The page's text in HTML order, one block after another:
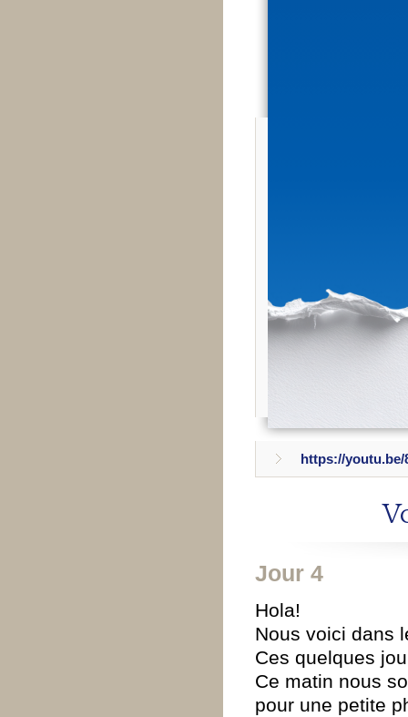
https://
Jour 4
Hola!
Nous voici dans
Ces quelques
Ce matin nous
pour une petite